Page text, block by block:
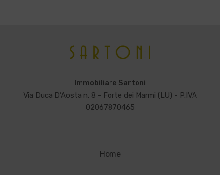
Immobiliare Sartoni
Via Duca D’Aosta n. 8 - Forte dei Marmi (LU) - P.IVA
02067870465
Home